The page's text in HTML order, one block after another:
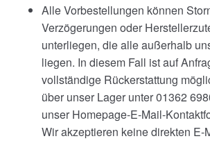
Alle Vorbestellungen können
Verzögerungen oder
unterliegen, die alle außerhalb
liegen. In diesem Fall ist auf
vollständige Rückerstattung
über unser Lager unter 01362
unser Homepage-E-Mail-
Wir akzeptieren keine direkten E-